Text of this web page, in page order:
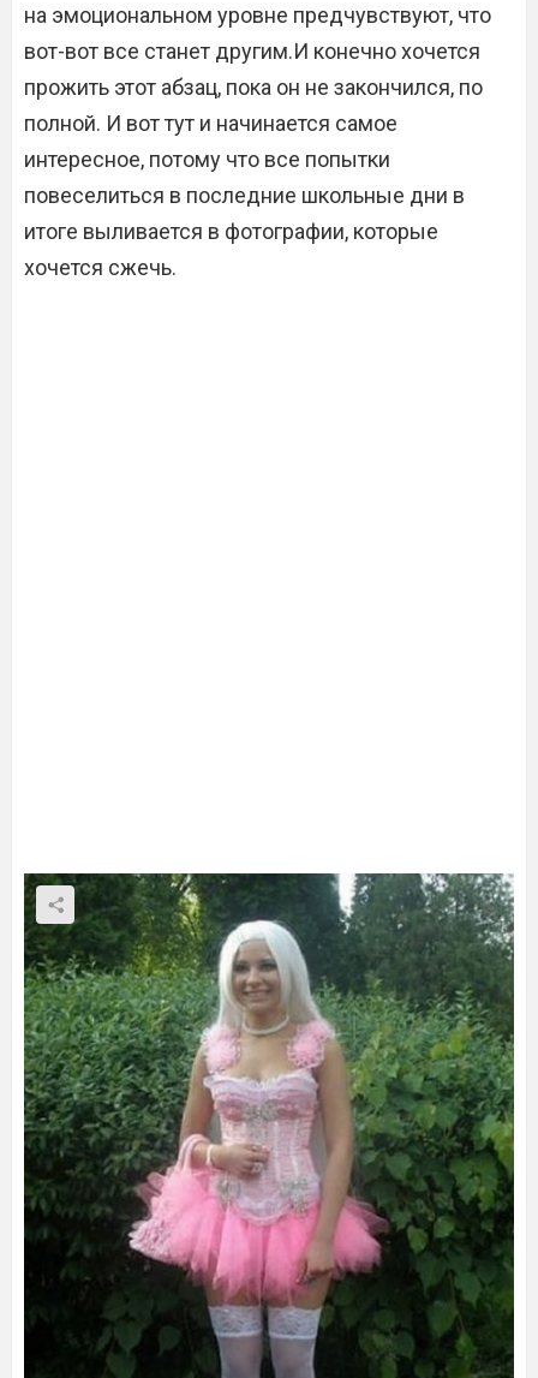
на эмоциональном уровне предчувствуют, что
вот-вот все станет другим.И конечно хочется
прожить этот абзац, пока он не закончился, по
полной. И вот тут и начинается самое
интересное, потому что все попытки
повеселиться в последние школьные дни в
итоге выливается в фотографии, которые
хочется сжечь.